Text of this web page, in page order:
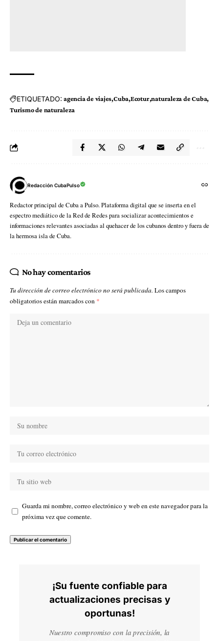
ETIQUETADO: agencia de viajes Cuba Ecotur naturaleza de Cuba
Turismo de naturaleza
Redacción CubaPulso
Redactor principal de Cuba a Pulso. Plataforma digital que se inserta en el
espectro mediático de la Red de Redes para socializar acontecimientos e
informaciones relevantes asociadas al quehacer de los cubanos dentro y fuera de
la hermosa isla de Cuba.
No hay comentarios
Tu dirección de correo electrónico no será publicada. Los campos
obligatorios están marcados con *
Guarda mi nombre, correo electrónico y web en este navegador para la
próxima vez que comente.
¡Su fuente confiable para
actualizaciones precisas y
oportunas!
Nuestro compromiso con la precisión, la